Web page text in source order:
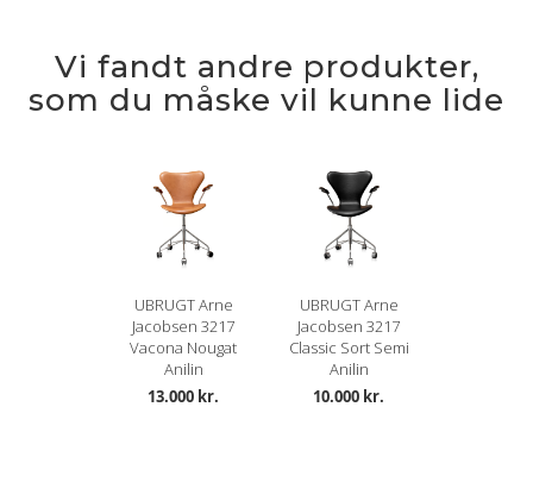
Vi fandt andre produkter,
som du måske vil kunne lide
UBRUGT Arne
Jacobsen 3217
Vacona Nougat
Anilin
13.000 kr.
UBRUGT Arne
Jacobsen 3217
Classic Sort Semi
Anilin
10.000 kr.